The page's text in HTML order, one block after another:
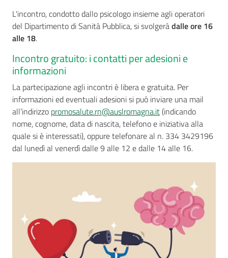
L'incontro, condotto dallo psicologo insieme agli operatori
del Dipartimento di Sanità Pubblica, si svolgeràdalle ore 16
alle 18.
Incontro gratuito: i contatti per adesioni e
informazioni
La partecipazione agli incontri è libera e gratuita. Per
informazioni ed eventuali adesioni si può inviare una mail
all’indirizzo promosalute.rn@auslromagna.it(indicando
nome, cognome, data di nascita, telefono e iniziativa alla
quale si è interessati), oppure telefonare al n. 334 3429196
dal lunedì al venerdì dalle 9 alle 12 e dalle 14 alle 16.